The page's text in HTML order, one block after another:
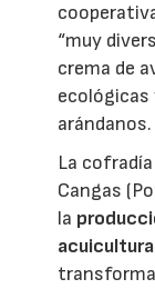
“muy
crema de
arándanos.
La
Cangas
la
acuicultura